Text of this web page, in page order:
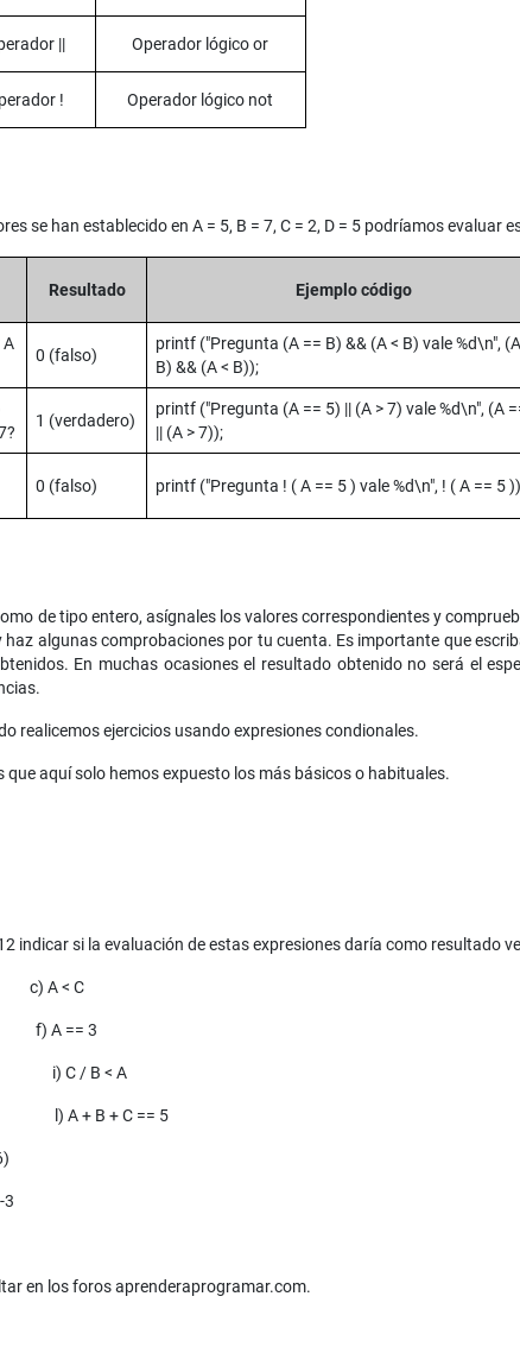
|| Operador lógico or
! Operador lógico not
se han establecido en A = 5, B = 7, C = 2, D = 5 podríamos evaluar
Resultado Ejemplo código
A
0 (falso)
printf ("Pregunta (A == B) && (A < B) vale %d\n",
B) && (A < B));
1 (verdadero)
printf ("Pregunta (A == 5) || (A > 7) vale %d\n", (A
|| (A > 7));
0 (falso) printf ("Pregunta ! ( A == 5 ) vale %d\n", ! ( A == 5
de tipo entero, asígnales los valores correspondientes y
algunas comprobaciones por tu cuenta. Es importante que
En muchas ocasiones el resultado obtenido no será el
realicemos ejercicios usando expresiones condionales.
aquí solo hemos expuesto los más básicos o habituales.
indicar si la evaluación de estas expresiones daría como resultado
< C
3
/ B < A
B + C == 5
en los foros aprenderaprogramar.com.